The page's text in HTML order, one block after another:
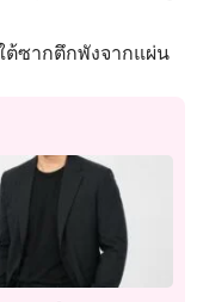
ต้ซากตึกพังจากแผ่น